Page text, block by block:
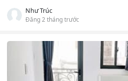
Như Trúc
Đăng 2 tháng trước